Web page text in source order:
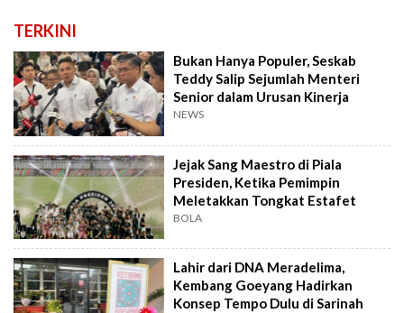
TERKINI
Bukan Hanya Populer, Seskab
Teddy Salip Sejumlah Menteri
Senior dalam Urusan Kinerja
NEWS
Jejak Sang Maestro di Piala
Presiden, Ketika Pemimpin
Meletakkan Tongkat Estafet
BOLA
Lahir dari DNA Meradelima,
Kembang Goeyang Hadirkan
Konsep Tempo Dulu di Sarinah